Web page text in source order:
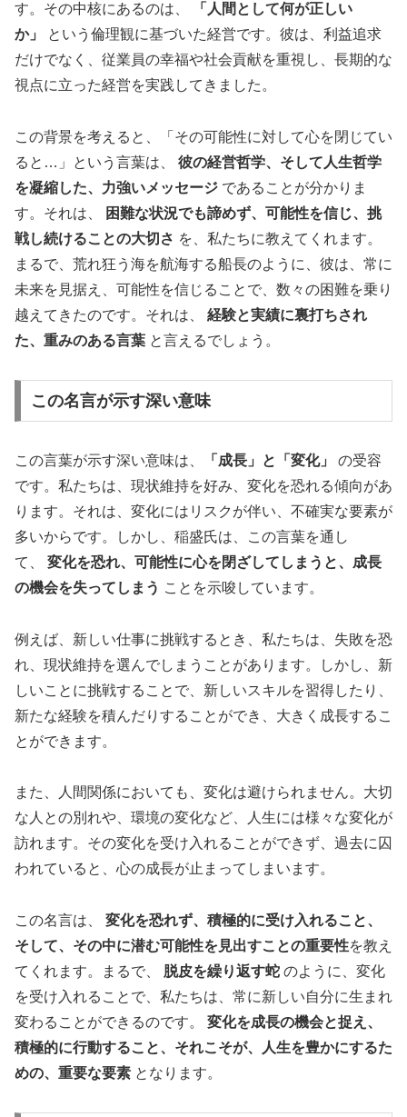
す。その中核にあるのは、
「人間として何が正しい
か」
という倫理観に基づいた経営です。彼は、利益追求
だけでなく、従業員の幸福や社会貢献を重視し、長期的な
視点に立った経営を実践してきました。
この背景を考えると、「その可能性に対して心を閉じてい
ると…」という言葉は、 彼の経営哲学、そして人生哲学
を凝縮した、力強いメッセージ であることが分かりま
す。それは、
困難な状況でも諦めず、可能性を信じ、挑
戦し続けることの大切さ を、私たちに教えてくれます。
まるで、荒れ狂う海を航海する船長のように、彼は、常に
未来を見据え、可能性を信じることで、数々の困難を乗り
越えてきたのです。それは、 経験と実績に裏打ちされ
た、重みのある言葉 と言えるでしょう。
この名言が示す深い意味
この言葉が示す深い意味は、 「成長」と「変化」
の受容
です。私たちは、現状維持を好み、変化を恐れる傾向があ
ります。それは、変化にはリスクが伴い、不確実な要素が
多いからです。しかし、稲盛氏は、この言葉を通し
て、 変化を恐れ、可能性に心を閉ざしてしまうと、成長
の機会を失ってしまう ことを示唆しています。
例えば、新しい仕事に挑戦するとき、私たちは、失敗を恐
れ、現状維持を選んでしまうことがあります。しかし、新
しいことに挑戦することで、新しいスキルを習得したり、
新たな経験を積んだりすることができ、大きく成長するこ
とができます。
また、人間関係においても、変化は避けられません。大切
な人との別れや、環境の変化など、人生には様々な変化が
訪れます。その変化を受け入れることができず、過去に囚
われていると、心の成長が止まってしまいます。
この名言は、 変化を恐れず、積極的に受け入れること、
そして、その中に潜む可能性を見出すことの重要性を教え
てくれます。まるで、 脱皮を繰り返す蛇 のように、変化
を受け入れることで、私たちは、常に新しい自分に生まれ
変わることができるのです。 変化を成長の機会と捉え、
積極的に行動すること、それこそが、人生を豊かにするた
めの、重要な要素 となります。